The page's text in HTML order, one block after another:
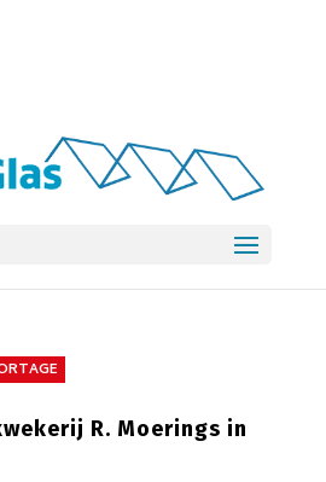
R. Moerings in